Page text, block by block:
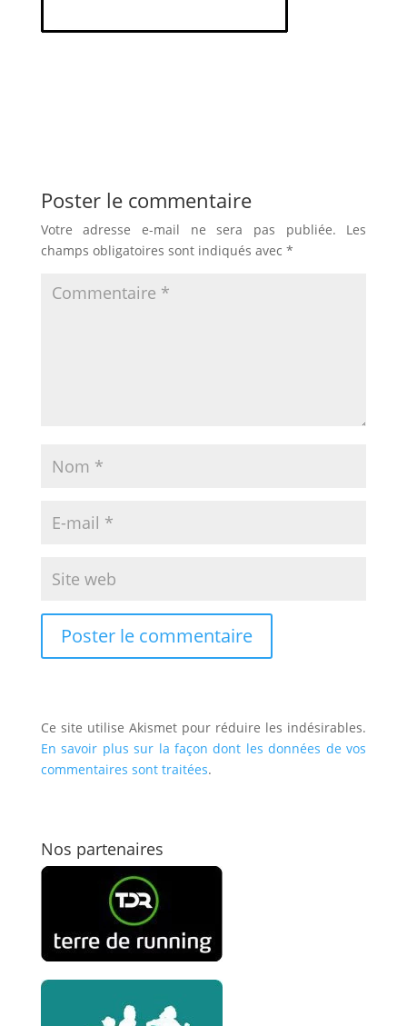
Poster le commentaire
Votre adresse e-mail ne sera pas publiée.
Les
champs obligatoires sont indiqués avec *
Ce site utilise Akismet pour réduire les indésirables.
En savoir plus sur la façon dont les données de vos
commentaires sont traitées.
Nos partenaires